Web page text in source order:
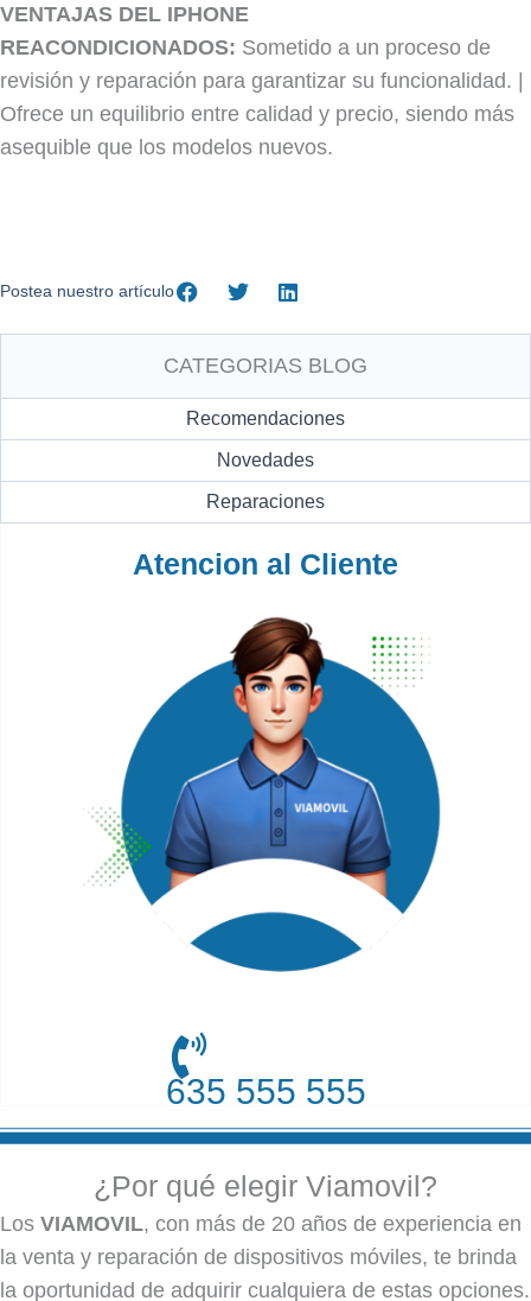
VENTAJAS DEL IPHONE
REACONDICIONADOS: Sometido a un proceso de
revisión y reparación para garantizar su funcionalidad. |
Ofrece un equilibrio entre calidad y precio, siendo más
asequible que los modelos nuevos.
Postea nuestro artículo
CATEGORIAS BLOG
Recomendaciones
Novedades
Reparaciones
Atencion al Cliente
635 555 555
¿Por qué elegir Viamovil?
Los VIAMOVIL, con más de 20 años de experiencia en
la venta y reparación de dispositivos móviles, te brinda
la oportunidad de adquirir cualquiera de estas opciones.